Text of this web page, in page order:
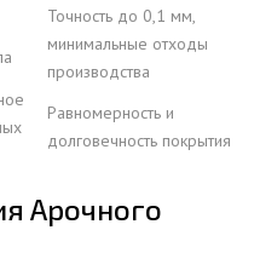
Точность до 0,1 мм,
минимальные отходы
производства
Равномерность и
долговечность покрытия
Арочного